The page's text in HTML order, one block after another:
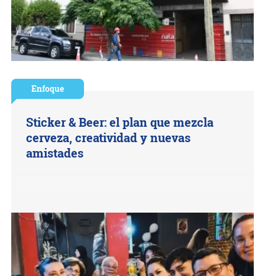
Enfoque
Sticker & Beer: el plan que mezcla
cerveza, creatividad y nuevas
amistades